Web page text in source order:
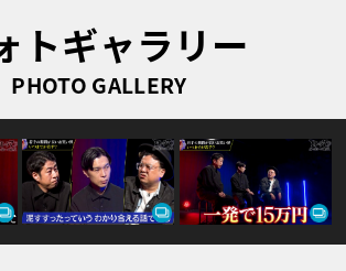
トギャラリー
PHOTO GALLERY